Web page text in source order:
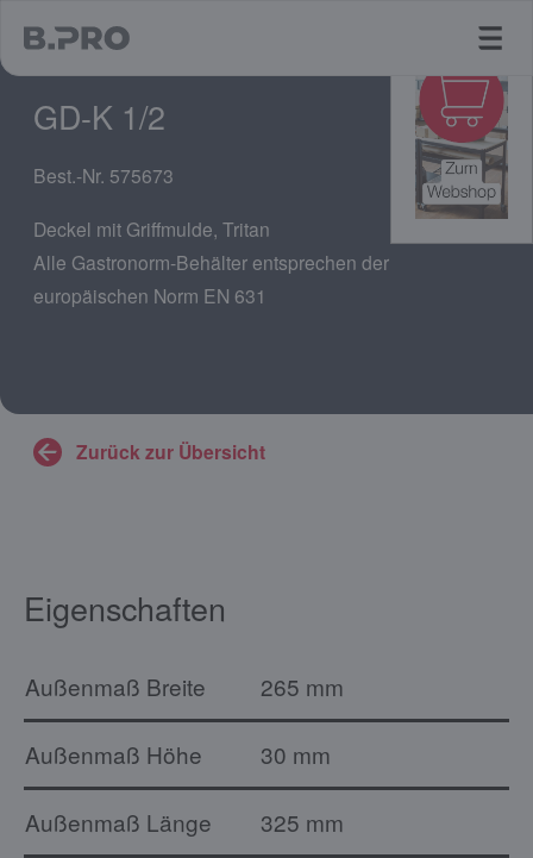
GD-K 1/2
Best.-Nr. 575673
Deckel mit Griffmulde, Tritan
Alle Gastronorm-Behälter entsprechen der
europäischen Norm EN 631
Zurück zur Übersicht
Eigenschaften
Außenmaß Breite 265 mm
Außenmaß Höhe 30 mm
Außenmaß Länge 325 mm